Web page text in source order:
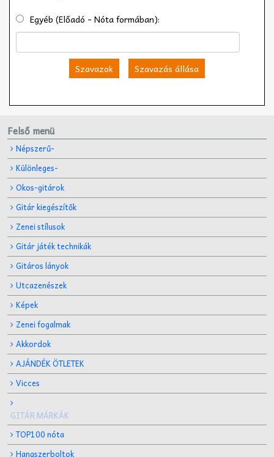
Egyéb (Előadó - Nóta formában):
Szavazok Szavazás állása
Felső menü
Népszerű-
Különleges-
Okos-gitárok
Gitár kiegészítők
Zenei stílusok
Gitár játék technikák
Gitáros lányok
Utcazenészek
Képek
Zenei fogalmak
Akkordok
AJÁNDÉK ÖTLETEK
Vicces
GITÁR MÁRKÁK
TOP100 nóta
Hangszerboltok